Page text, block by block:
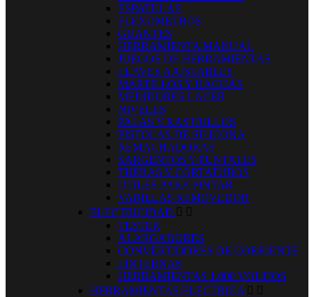
ESPATULAS
FLEXOMETROS
GUANTES
HERRAMIENTA MANUAL
JUEGOS DE HERRAMIENTAS
LLAVES AJUSTABLES
MARTILLOS Y HACHAS
MEDIDORES LACER
NIVELES
PALAS Y RASTRILLOS
PISTOLAS DE SILICONA
REMACHADORAS
SARGENTOS Y PUNTALES
TIJERAS Y CORTATUBOS
UTILES PARA PINTAR
VARILLAS REMOVEDOR
ELECTRICIDAD  
TESTER
ALARGADORES
CONVERTIDORES DE CORRIENTE
LINTERNAS
HERRAMIENTAS 1.000 VOLTIOS
HERRAMIENTAS ELECTRICA  